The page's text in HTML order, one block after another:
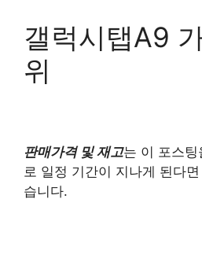
갤럭시탭A9
위
판매가격 및 재고는 이 포스팅
로 일정 기간이 지나게 된다
습니다.